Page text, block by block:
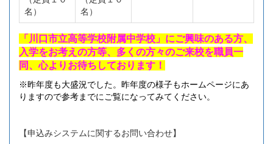
名）
名）
「川口市立高等学校附属中学校」にご興味のある方、
入学をお考えの方等、多くの方々のご来校を職員一
同、心よりお待ちしております！
※昨年度も大盛況でした。昨年度の様子もホームページにあ
りますので参考までにご覧になってみてください。
【申込みシステムに関するお問い合わせ】